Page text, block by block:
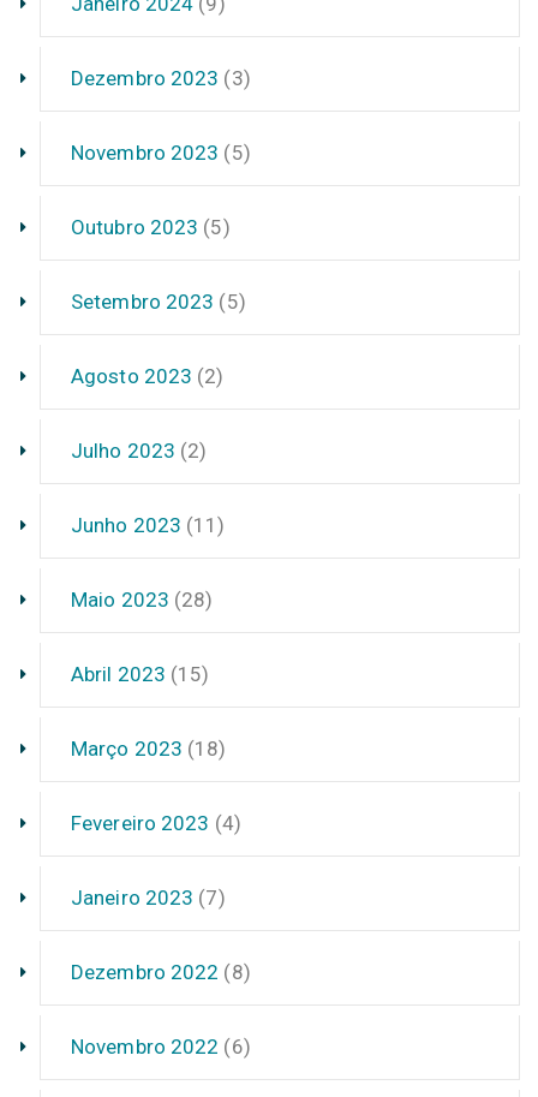
Dezembro 2023 (3)
Novembro 2023 (5)
Outubro 2023 (5)
Setembro 2023 (5)
Agosto 2023 (2)
Julho 2023 (2)
Junho 2023 (11)
Maio 2023 (28)
Abril 2023 (15)
Março 2023 (18)
Fevereiro 2023 (4)
Janeiro 2023 (7)
Dezembro 2022 (8)
Novembro 2022 (6)